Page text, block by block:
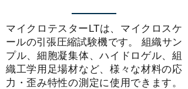
マイクロテスターLTは、マイクロスケ
ールの引張圧縮試験機です。 組織サン
プル、細胞凝集体、ハイドロゲル、組
織工学用足場材など、様々な材料の応
力・歪み特性の測定に使用できます。